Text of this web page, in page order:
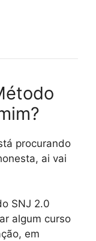
procurando
ai vai
SNJ 2.0
algum curso
em